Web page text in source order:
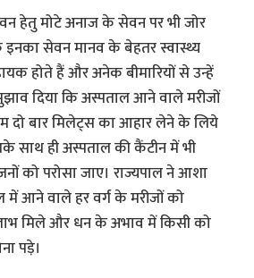
हेतु मोटे अनाज के सेवन पर भी जोर
इनका सेवन मानव के बेहतर स्वास्थ्य
होते हैं और अनेक बीमारियों से उन्हें
दिया कि अस्पताल आने वाले मरीजों
बार मिलेट्स का आहार लेने के लिये
साथ ही अस्पताल की कैंटीन में भी
को परोसा जाए। राज्यपाल ने आशा
में आने वाले हर वर्ग के मरीजों को
मिले और धन के अभाव में किसी को
पड़े।